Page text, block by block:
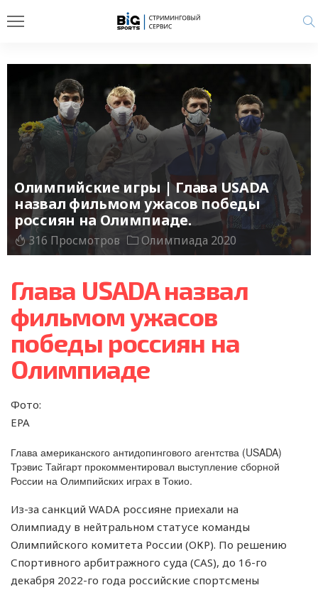
Олимпийские игры | Глава USADA
назвал фильмом ужасов победы
россиян на Олимпиаде.
316 Просмотров Олимпиада 2020
Глава USADA назвал
фильмом ужасов
победы россиян на
Олимпиаде
Фото:
EPA
Глава американского антидопингового агентства (USADA)
Трэвис Тайгарт прокомментировал выступление сборной
России на Олимпийских играх в Токио.
Из-за санкций WADA россияне приехали на
Олимпиаду в нейтральном статусе команды
Олимпийского комитета России (ОКР). По решению
Спортивного арбитражного суда (CAS), до 16-го
декабря 2022-го года российские спортсмены